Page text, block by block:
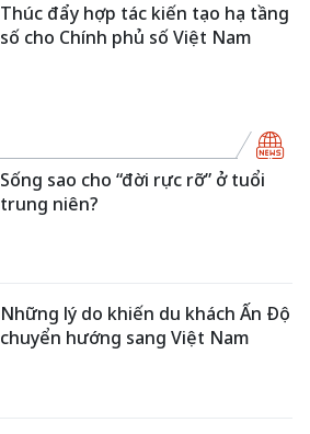
Thúc đẩy hợp tác kiến tạo hạ tầng
số cho Chính phủ số Việt Nam
Sống sao cho “đời rực rỡ” ở tuổi
trung niên?
Những lý do khiến du khách Ấn Độ
chuyển hướng sang Việt Nam